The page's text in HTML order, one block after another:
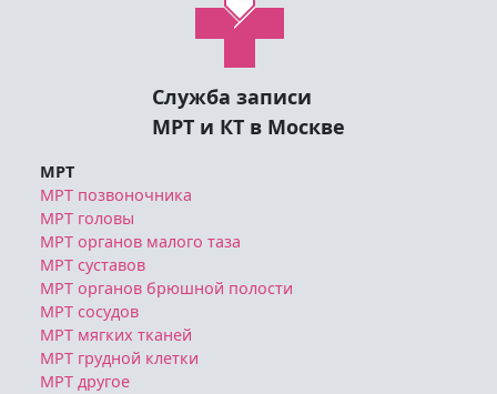
Служба записи
МРТ и КТ в Москве
МРТ
МРТ позвоночника
МРТ головы
МРТ органов малого таза
МРТ суставов
МРТ органов брюшной полости
МРТ сосудов
МРТ мягких тканей
МРТ грудной клетки
МРТ другое